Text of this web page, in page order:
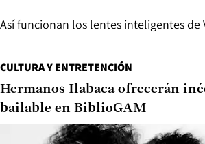
Así funcionan los lentes inteligentes de
CULTURA Y ENTRETENCIÓN
Hermanos Ilabaca ofrecerán
bailable en BiblioGAM